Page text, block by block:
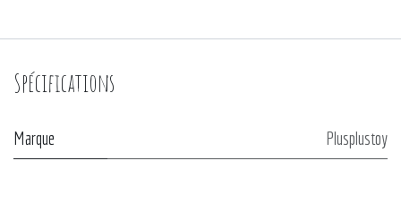
Spécifications
Marque Plusplustoy